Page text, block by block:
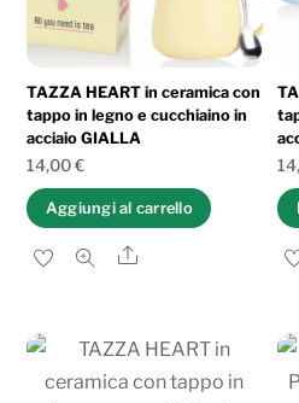
TAZZA HEART in ceramica con
tappo in legno e cucchiaino in
acciaio GIALLA
14,00€
Aggiungi al carrello
Share